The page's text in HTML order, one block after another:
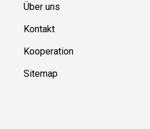
Über uns
Kontakt
Kooperation
Sitemap